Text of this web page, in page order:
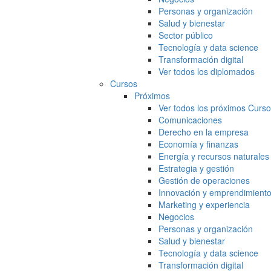
Personas y organización
Salud y bienestar
Sector público
Tecnología y data science
Transformación digital
Ver todos los diplomados
Cursos
Próximos
Ver todos los próximos
Comunicaciones
Derecho en la empresa
Economía y finanzas
Energía y recursos naturales
Estrategia y gestión
Gestión de operaciones
Innovación y emprendimiento
Marketing y experiencia
Negocios
Personas y organización
Salud y bienestar
Tecnología y data science
Transformación digital